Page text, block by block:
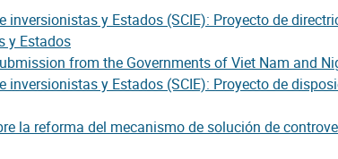
y Estados (SCIE): Proyecto de
y Estados
from the Governments of Viet Nam and
y Estados (SCIE): Proyecto de
la reforma del mecanismo de solución de